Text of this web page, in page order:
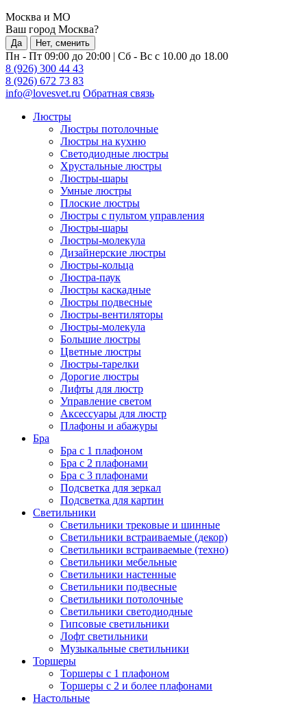
Москва и МО
Ваш город Москва?
Да Нет, сменить
Пн - Пт 09:00 до 20:00 | Сб - Вс с 10.00 до 18.00
8 (926) 300 44 43
8 (926) 672 73 83
info@lovesvet.ru Обратная связь
Люстры
Люстры потолочные
Люстры на кухню
Светодиодные люстры
Хрустальные люстры
Люстры-шары
Умные люстры
Плоские люстры
Люстры с пультом управления
Люстры-шары
Люстры-молекула
Дизайнерские люстры
Люстры-кольца
Люстра-паук
Люстры каскадные
Люстры подвесные
Люстры-вентиляторы
Люстры-молекула
Большие люстры
Цветные люстры
Люстры-тарелки
Дорогие люстры
Лифты для люстр
Управление светом
Аксессуары для люстр
Плафоны и абажуры
Бра
Бра с 1 плафоном
Бра с 2 плафонами
Бра с 3 плафонами
Подсветка для зеркал
Подсветка для картин
Светильники
Светильники трековые и шинные
Светильники встраиваемые (декор)
Светильники встраиваемые (техно)
Светильники мебельные
Светильники настенные
Светильники подвесные
Светильники потолочные
Светильники светодиодные
Гипсовые светильники
Лофт светильники
Музыкальные светильники
Торшеры
Торшеры с 1 плафоном
Торшеры с 2 и более плафонами
Настольные